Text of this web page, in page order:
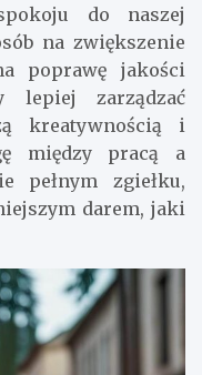
do naszej
na zwiększenie
poprawę jakości
lepiej zarządzać
kreatywnością i
między pracą a
pełnym zgiełku,
darem, jaki